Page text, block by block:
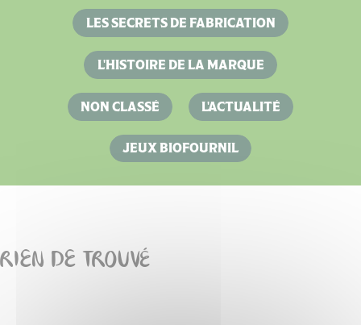
LES SECRETS DE FABRICATION
L'HISTOIRE DE LA MARQUE
NON CLASSÉ L'ACTUALITÉ
JEUX BIOFOURNIL
RIEN DE TROUVÉ